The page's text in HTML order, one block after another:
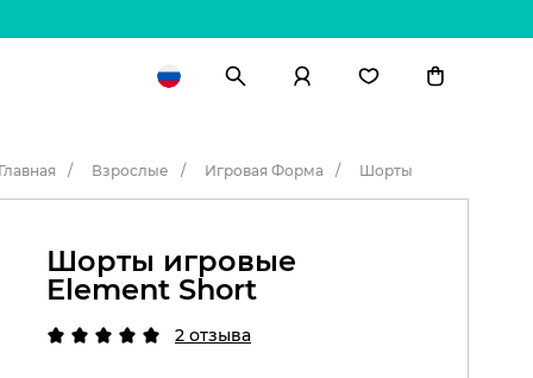
Главная Взрослые Игровая Форма Шорты
Шорты игровые
Element Short
2 отзыва